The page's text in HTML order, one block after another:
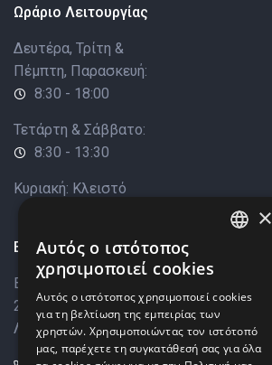
Ωράριο Λειτουργίας
Δευτέρα, Τρίτη &
Πέμπτη, Παρασκευή:
8:30 - 18:00
Τετάρτη & Σάββατο:
8:30 - 13:30
Κυριακή: Κλειστό
Επικοινωνία
Βάρκιζας 8,
2033 Στρόβολος,
Λευκωσία, Κύπρος
GREEK
×
Αυτός ο ιστότοπος
χρησιμοποιεί cookies
Αυτός ο ιστότοπος χρησιμοποιεί cookies
για τη βελτίωση της εμπειρίας των
χρηστών. Χρησιμοποιώντας τον ιστότοπό
μας, παρέχετε τη συγκατάθεσή σας για όλα